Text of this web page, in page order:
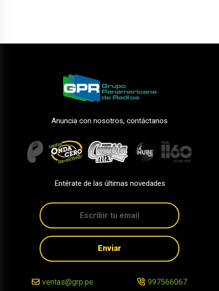
Anuncia con nosotros, contáctanos
Entérate de las últimas novedades
Enviar
ventas@grp.pe 997566067